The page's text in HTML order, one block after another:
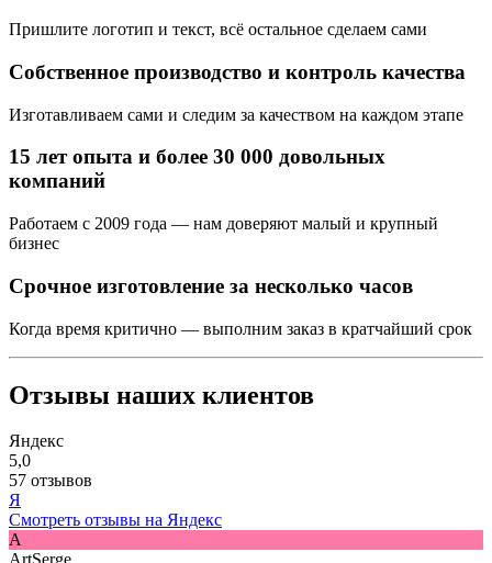
Пришлите логотип и текст, всё остальное сделаем сами
Собственное производство и контроль качества
Изготавливаем сами и следим за качеством на каждом этапе
15 лет опыта и более 30 000 довольных
компаний
Работаем с 2009 года — нам доверяют малый и крупный
бизнес
Срочное изготовление за несколько часов
Когда время критично — выполним заказ в кратчайший срок
Отзывы наших клиентов
Яндекс
5,0
57 отзывов
Я
Смотреть отзывы на Яндекс
A